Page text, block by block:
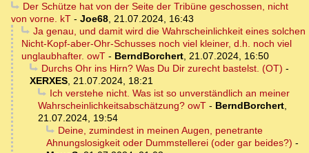
Der Schütze hat von der Seite der Tribüne geschossen, nicht
von vorne. kT - Joe68, 21.07.2024, 16:43
Ja genau, und damit wird die Wahrscheinlichkeit eines solchen
Nicht-Kopf-aber-Ohr-Schusses noch viel kleiner, d.h. noch viel
unglaubhafter. owT - BerndBorchert, 21.07.2024, 16:50
Durchs Ohr ins Hirn? Was Du Dir zurecht bastelst. (OT) -
XERXES, 21.07.2024, 18:21
Ich verstehe nicht. Was ist so unverständlich an meiner
Wahrscheinlichkeitsabschätzung? owT - BerndBorchert,
21.07.2024, 19:54
Deine, zumindest in meinen Augen, penetrante
Ahnungslosigkeit oder Dummstellerei (oder gar beides?) -